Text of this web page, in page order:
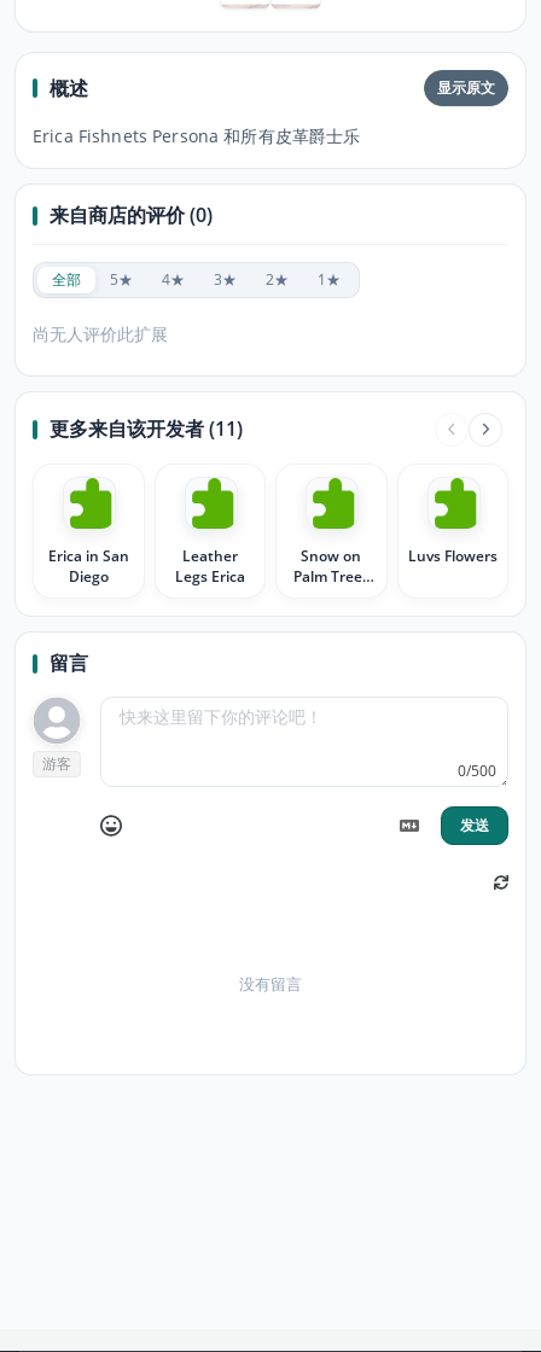
概述 显示原文
Erica Fishnets Persona 和所有皮革爵士乐
来自商店的评价 (0)
全部 5★ 4★ 3★ 2★ 1★
尚无人评价此扩展
更多来自该开发者 (11)
Erica in San
Diego
Leather
Legs Erica
Snow on
Palm Trees
Luvs Flowers
留言
游客 0/500
发送
没有留言